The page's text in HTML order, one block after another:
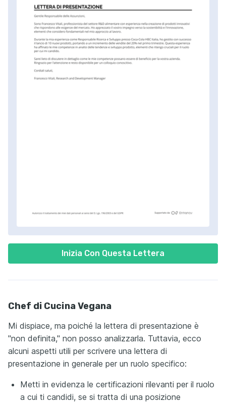
Inizia Con Questa Lettera
Chef di Cucina Vegana
Mi dispiace, ma poiché la lettera di presentazione è
"non definita," non posso analizzarla. Tuttavia, ecco
alcuni aspetti utili per scrivere una lettera di
presentazione in generale per un ruolo specifico:
Metti in evidenza le certificazioni rilevanti per il ruolo
a cui ti candidi, se si tratta di una posizione